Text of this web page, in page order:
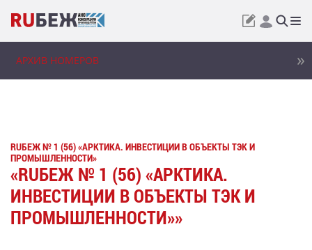
АРХИВ НОМЕРОВ
RUБЕЖ № 1 (56) «АРКТИКА. ИНВЕСТИЦИИ В ОБЪЕКТЫ ТЭК И
ПРОМЫШЛЕННОСТИ»
«RUБЕЖ № 1 (56) «АРКТИКА.
ИНВЕСТИЦИИ В ОБЪЕКТЫ ТЭК И
ПРОМЫШЛЕННОСТИ»»